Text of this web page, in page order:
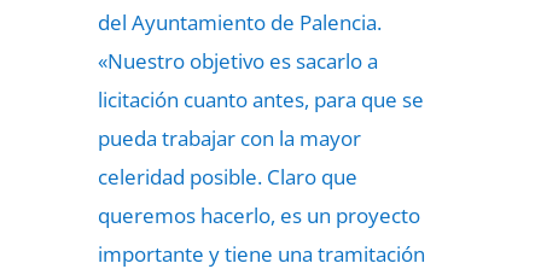
del Ayuntamiento de Palencia.
«Nuestro objetivo es sacarlo a
licitación cuanto antes, para que se
pueda trabajar con la mayor
celeridad posible. Claro que
queremos hacerlo, es un proyecto
importante y tiene una tramitación